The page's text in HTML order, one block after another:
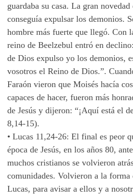
guardaba su casa. La gran novedad
conseguía expulsar los demonios.
hombre más fuerte que llegó. Con
reino de Beelzebul entró en
de Dios expulso yo los demonios,
vosotros el Reino de Dios.”.
Faraón vieron que Moisés hacía
capaces de hacer, fueron más
de Jesús y dijeron: “¡Aquí está el
8,14-15).
• Lucas 11,24-26: El final es peor
época de Jesús, en los años 80,
muchos cristianos se volvieron
comunidades. Volvieron a la forma
Lucas, para avisar a ellos y a